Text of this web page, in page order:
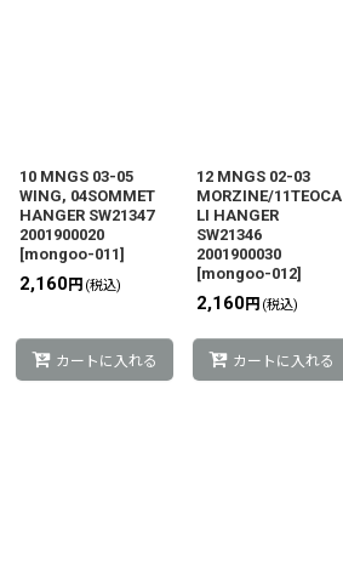
10 MNGS 03-05
WING, 04SOMMET
HANGER SW21347
2001900020
[mongoo-011]
2,160円 (税込)
カートに入れる
12 MNGS 02-03
MORZINE/11TEOCA
LI HANGER
SW21346
2001900030
[mongoo-012]
2,160円 (税込)
カートに入れる